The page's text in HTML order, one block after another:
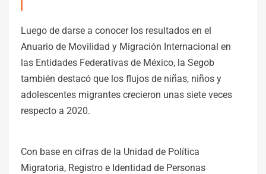
Luego de darse a conocer los resultados en el
Anuario de Movilidad y Migración Internacional en
las Entidades Federativas de México, la Segob
también destacó que los flujos de niñas, niños y
adolescentes migrantes crecieron unas siete veces
respecto a 2020.
Con base en cifras de la Unidad de Política
Migratoria, Registro e Identidad de Personas